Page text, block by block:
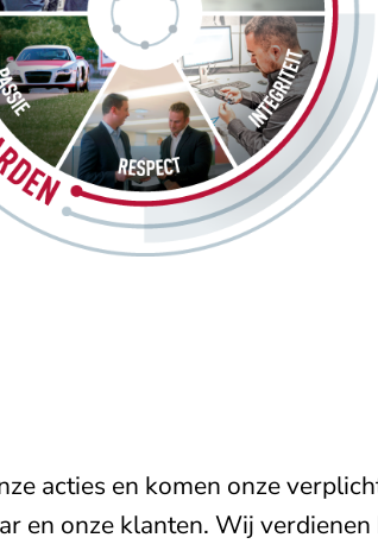
acties en komen onze
en onze klanten. Wij